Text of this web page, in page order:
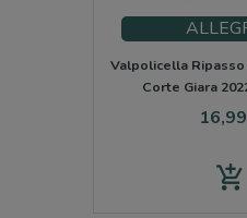
Valpolicella
Corte Giara
Precio
add_shopping_cart